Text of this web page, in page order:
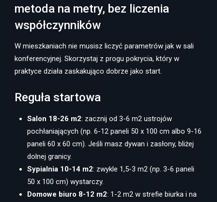
metoda na metry, bez liczenia
współczynników
W mieszkaniach nie musisz liczyć parametrów jak w sali
konferencyjnej. Skorzystaj z progu pokrycia, który w
praktyce działa zaskakująco dobrze jako start.
Reguła startowa
Salon 18-26 m2: zacznij od 3-6 m2 ustrojów
pochłaniających (np. 6-12 paneli 50 x 100 cm albo 9-16
paneli 60 x 60 cm). Jeśli masz dywan i zasłony, bliżej
dolnej granicy.
Sypialnia 10-14 m2: zwykle 1,5-3 m2 (np. 3-6 paneli
50 x 100 cm) wystarczy.
Domowe biuro 8-12 m2: 1-2 m2 w strefie biurka i na